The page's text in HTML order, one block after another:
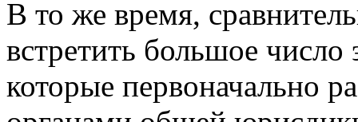
В то же время,
встретить большое
которые первоначально